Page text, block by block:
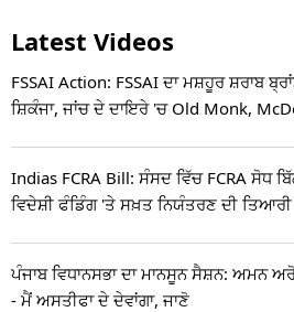
Latest Videos
FSSAI Action: FSSAI ਦਾ ਮਸ਼ਹੂਰ ਸ਼ਰਾਬ
ਸ਼ਿਕੰਜਾ, ਜਾਂਚ ਦੇ ਦਾਇਰੇ 'ਚ Old Monk,
Indias FCRA Bill: ਸੰਸਦ ਵਿੱਚ FCRA ਸੋਧ
ਵਿਦੇਸ਼ੀ ਫੰਡਿੰਗ 'ਤੇ ਸਖ਼ਤ ਨਿਯੰਤਰਣ ਦੀ ਤਿਆਰੀ
ਪੰਜਾਬ ਵਿਧਾਨਸਭਾ ਦਾ ਮਾਨਸੂਨ ਸੈਸ਼ਨ: ਅਮਨ
- ਮੈਂ ਅਸਤੀਫਾ ਦੇ ਦੇਵਾਂਗਾ, ਜਾਣੋ